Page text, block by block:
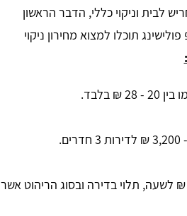
לבית וניקוי כללי, הדבר הראשון
תוכלו למצוא מחירון ניקוי
בלבד.
כ-60 - 140 ₪ לשעה, תלוי בדירה ובסוג הריהוט אשר